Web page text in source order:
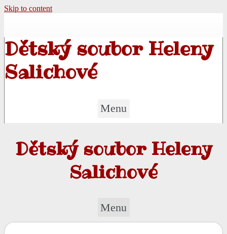
Skip to content
Dětský soubor Heleny
Salichové
Menu
Dětský soubor Heleny
Salichové
Menu